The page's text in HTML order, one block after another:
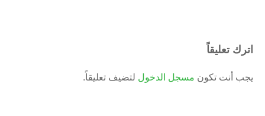
اترك تعليقاً
يجب أنت تكون مسجل الدخول لتضيف تعليقاً.